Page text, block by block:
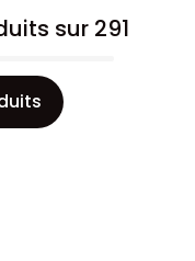
sur 291